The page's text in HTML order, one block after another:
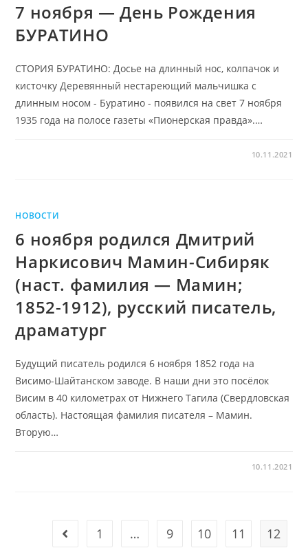
7 ноября — День Рождения
БУРАТИНО
СТОРИЯ БУРАТИНО: Досье на длинный нос, колпачок и
кисточку Деревянный нестареющий мальчишка с
длинным носом - Буратино - появился на свет 7 ноября
1935 года на полосе газеты «Пионерская правда».…
10.11.2021
НОВОСТИ
6 ноября родился Дмитрий
Наркисович Мамин-Сибиряк
(наст. фамилия — Мамин;
1852-1912), русский писатель,
драматург
Будущий писатель родился 6 ноября 1852 года на
Висимо-Шайтанском заводе. В наши дни это посёлок
Висим в 40 километрах от Нижнего Тагила (Свердловская
область). Настоящая фамилия писателя – Мамин.
Вторую…
10.11.2021
Go to the previous page
1 … 9 10 11 12